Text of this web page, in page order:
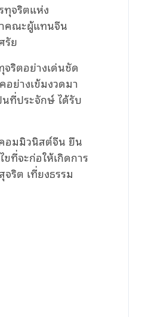
ทุจริตแห่ง
คณะผู้แทนจีน
รัย
ริตอย่างเด่นชัด
ย่างเข้มงวดมา
ที่ประจักษ์ ได้รับ
อมมิวนิสต์จีน ยืน
ที่จะก่อให้เกิดการ
ริต เที่ยงธรรม